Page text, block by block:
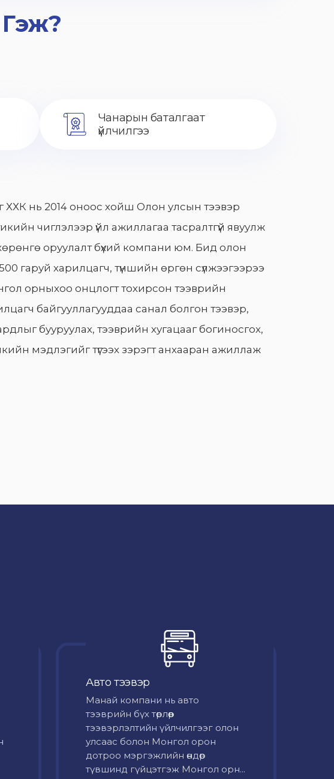
Чанарын баталгаат
үйлчилгээ
нь 2014 оноос хойш Олон улсын тээвэр
чиглэлээр үйл ажиллагаа тасралтгүй явуулж
оруулалт бүхий компани юм. Бид олон
гаруй харилцагч, түншийн өргөн сүлжээгээрээ
орныхоо онцлогт тохирсон тээврийн
байгууллагууддаа санал болгон тээвэр,
бууруулах, тээврийн хугацааг богиносгох,
мэдлэгийг түгээх зэрэгт анхааран ажиллаж
Авто тээвэр
Mанай компани нь авто
тээврийн бүх төрлөөр
тээвэрлэлтийн үйлчилгээг олон
улсаас болон Монгол орон
дотроо мэргэжлийн өндөр
түвшинд гүйцэтгэж Монгол орн...